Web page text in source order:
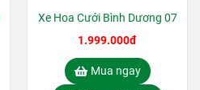
Xe Hoa Cưới Bình Dương 07
1.999.000đ
Mua ngay